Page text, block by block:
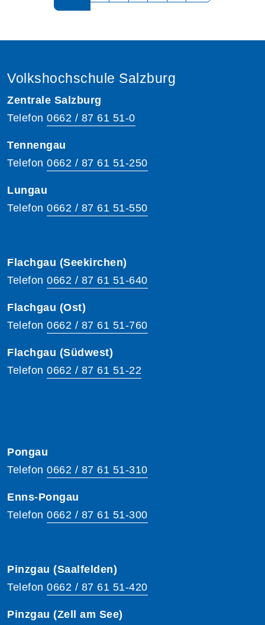
Volkshochschule Salzburg
Zentrale Salzburg
Telefon 0662 / 87 61 51-0
Tennengau
Telefon 0662 / 87 61 51-250
Lungau
Telefon 0662 / 87 61 51-550
Flachgau (Seekirchen)
Telefon 0662 / 87 61 51-640
Flachgau (Ost)
Telefon 0662 / 87 61 51-760
Flachgau (Südwest)
Telefon 0662 / 87 61 51-22
Pongau
Telefon 0662 / 87 61 51-310
Enns-Pongau
Telefon 0662 / 87 61 51-300
Pinzgau (Saalfelden)
Telefon 0662 / 87 61 51-420
Pinzgau (Zell am See)